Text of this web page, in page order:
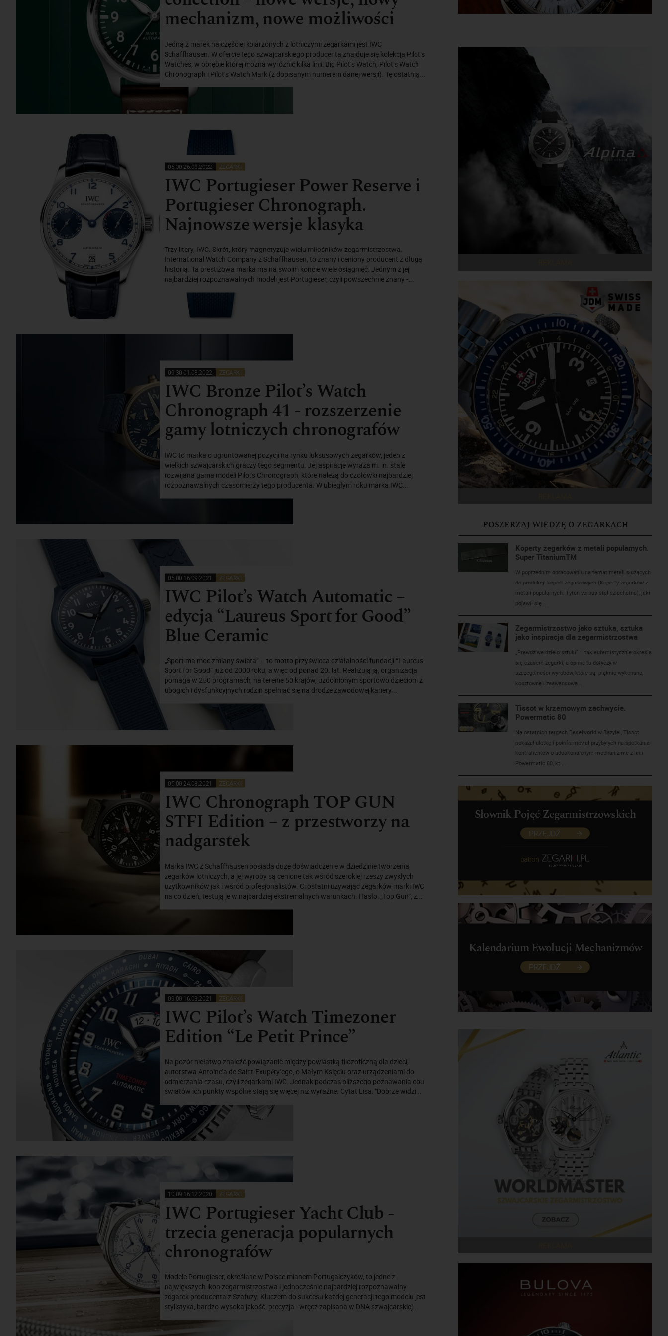
mechanizm, nowe możliwości
Jedną z marek najczęściej kojarzonych z lotniczymi zegarkami jest IWC
Schaffhausen. W ofercie tego szwajcarskiego producenta znajduje się kolekcja Pilot’s
Watches, w obrębie której można wyróżnić kilka linii: Big Pilot’s Watch, Pilot’s Watch
Chronograph i Pilot’s Watch Mark (z dopisanym numerem danej wersji). Tę ostatnią...
05:30 26.08.2022 ZEGARKI
IWC Portugieser Power Reserve i
Portugieser Chronograph.
Najnowsze wersje klasyka
Trzy litery, IWC. Skrót, który magnetyzuje wielu miłośników zegarmistrzostwa.
International Watch Company z Schaffhausen, to znany i ceniony producent z długą
historią. Ta prestiżowa marka ma na swoim koncie wiele osiągnięć. Jednym z jej
najbardziej rozpoznawalnych modeli jest Portugieser, czyli powszechnie znany -...
09:30 01.08.2022 ZEGARKI
IWC Bronze Pilot’s Watch
Chronograph 41 - rozszerzenie
gamy lotniczych chronografów
IWC to marka o ugruntowanej pozycji na rynku luksusowych zegarków, jeden z
wielkich szwajcarskich graczy tego segmentu. Jej aspiracje wyraża m. in. stale
rozwijana gama modeli Pilot's Chronograph, które należą do czołówki najbardziej
rozpoznawalnych czasomierzy tego producenta. W ubiegłym roku marka IWC...
05:00 16.09.2021 ZEGARKI
IWC Pilot’s Watch Automatic –
edycja “Laureus Sport for Good”
Blue Ceramic
„Sport ma moc zmiany świata” – to motto przyświeca działalności fundacji “Laureus
Sport for Good” już od 2000 roku, a więc od ponad 20. lat. Realizują ją, organizacja
pomaga w 250 programach, na terenie 50 krajów, uzdolnionym sportowo dzieciom z
ubogich i dysfunkcyjnych rodzin spełniać się na drodze zawodowej kariery...
05:00 24.08.2021 ZEGARKI
IWC Chronograph TOP GUN
STFI Edition – z przestworzy na
nadgarstek
Marka IWC z Schaffhausen posiada duże doświadczenie w dziedzinie tworzenia
zegarków lotniczych, a jej wyroby są cenione tak wśród szerokiej rzeszy zwykłych
użytkowników jak i wśród profesjonalistów. Ci ostatni używając zegarków marki IWC
na co dzień, testują je w najbardziej ekstremalnych warunkach. Hasło: „Top Gun”, z...
09:00 16.03.2021 ZEGARKI
IWC Pilot’s Watch Timezoner
Edition “Le Petit Prince”
Na pozór niełatwo znaleźć powiązanie między powiastką filozoficzną dla dzieci,
autorstwa Antoine’a de Saint-Exupéry’ego, o Małym Księciu oraz urządzeniami do
odmierzania czasu, czyli zegarkami IWC. Jednak podczas bliższego poznawania obu
światów ich punkty wspólne stają się więcej niż wyraźne. Cytat Lisa: "Dobrze widzi...
10:09 16.12.2020 ZEGARKI
IWC Portugieser Yacht Club -
trzecia generacja popularnych
chronografów
Modele Portugieser, określane w Polsce mianem Portugalczyków, to jedne z
największych ikon zegarmistrzostwa i jednocześnie najbardziej rozpoznawalny
zegarek producenta z Szafuzy. Kluczem do sukcesu każdej generacji tego modelu jest
stylistyka, bardzo wysoka jakość, precyzja - wręcz zapisana w DNA szwajcarskiej...
POSZERZAJ WIEDZĘ O ZEGARKACH
Koperty zegarków z metali popularnych.
Super TitaniumTM
W poprzednim opracowaniu na temat metali służących
do produkcji kopert zegarkowych (Koperty zegarków z
metali popularnych. Tytan versus stal szlachetna), jaki
pojawił się ...
Zegarmistrzostwo jako sztuka, sztuka
jako inspiracja dla zegarmistrzostwa
„Prawdziwe dzieło sztuki” – tak eufemistycznie określa
się czasem zegarki, a opinia ta dotyczy w
szczególności wyrobów, które są: pięknie wykonane,
kosztowne i zaawansowa ...
Tissot w krzemowym zachwycie.
Powermatic 80
Na ostatnich targach Baselworld w Bazylei, Tissot
pokazał ulotkę i poinformował przybyłych na spotkania
kontrahentów o udoskonalonym mechanizmie z linii
Powermatic 80, kt ...
Słownik Pojęć Zegarmistrzowskich
PRZEJDŹ
patron
Kalendarium Ewolucji Mechanizmów
PRZEJDŹ